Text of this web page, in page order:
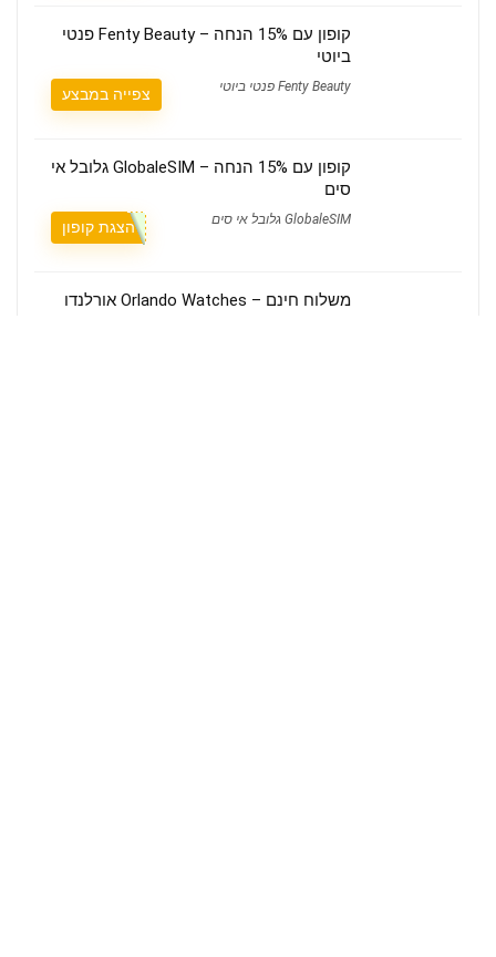
קופון עם 15% הנחה – Fenty Beauty פנטי
ביוטי
Fenty Beauty פנטי ביוטי צפייה במבצע
קופון עם 15% הנחה – GlobaleSIM גלובל אי
סים
GlobaleSIM גלובל אי סים הצגת קופון
משלוח חינם – Orlando Watches אורלנדו